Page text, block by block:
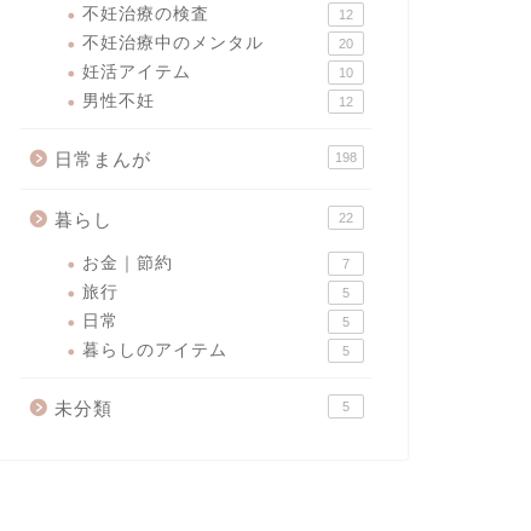
不妊治療の検査 12
不妊治療中のメンタル 20
妊活アイテム 10
男性不妊 12
日常まんが 198
暮らし 22
お金｜節約 7
旅行 5
日常 5
暮らしのアイテム 5
未分類 5